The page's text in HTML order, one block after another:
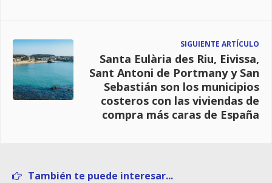
SIGUIENTE ARTÍCULO
Santa Eulària des Riu, Eivissa,
Sant Antoni de Portmany y San
Sebastián son los municipios
costeros con las viviendas de
compra más caras de España
También te puede interesar...